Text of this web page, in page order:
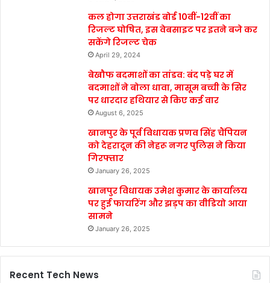
कल होगा उत्तराखंड बोर्ड 10वीं-12वीं का
रिजल्ट घोषित, इस वेबसाइट पर इतने बजे कर
सकेंगे रिजल्ट चेक
April 29, 2024
बेखौफ बदमाशों का तांडव: बंद पड़े घर में
बदमाशों ने बोला धावा, मासूम बच्ची के सिर
पर धारदार हथियार से किए कई वार
August 6, 2025
खानपुर के पूर्व विधायक प्रणव सिंह चैंपियन
को देहरादून की नेहरू नगर पुलिस ने किया
गिरफ्तार
January 26, 2025
खानपुर विधायक उमेश कुमार के कार्यालय
पर हुई फायरिंग और झड़प का वीडियो आया
सामने
January 26, 2025
Recent Tech News